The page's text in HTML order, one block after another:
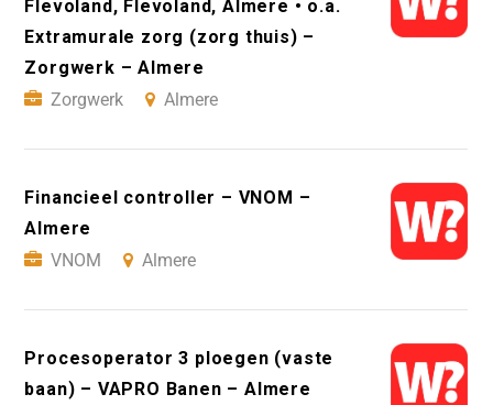
Flevoland, Flevoland, Almere • o.a.
Extramurale zorg (zorg thuis) –
Zorgwerk – Almere
Zorgwerk
Almere
Financieel controller – VNOM –
Almere
VNOM
Almere
Procesoperator 3 ploegen (vaste
baan) – VAPRO Banen – Almere